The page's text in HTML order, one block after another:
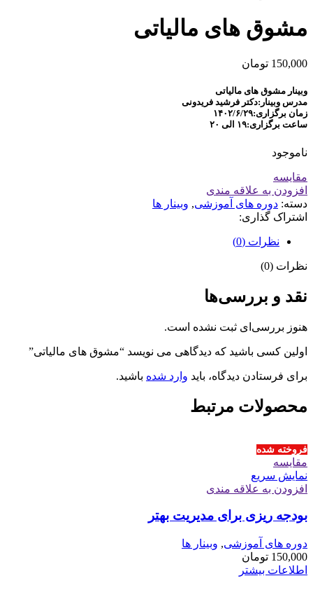
مشوق های مالیاتی
150,000 تومان
وبینار مشوق های مالیاتی
مدرس وبینار:دکتر فرشید فریدونی
زمان برگزاری:۱۴۰۲/۶/۲۹
ساعت برگزاری:۱۹ الی ۲۰
ناموجود
مقايسه
افزودن به علاقه مندی
دسته: دوره های آموزشی, وبینار ها
اشتراک گذاری:
نظرات (0)
نظرات (0)
نقد و بررسی‌ها
هنوز بررسی‌ای ثبت نشده است.
اولین کسی باشید که دیدگاهی می نویسد “مشوق های مالیاتی”
برای فرستادن دیدگاه، باید وارد شده باشید.
محصولات مرتبط
فروخته شده
مقايسه
نمایش سریع
افزودن به علاقه مندی
بودجه ریزی برای مدیریت بهتر
دوره های آموزشی, وبینار ها
150,000 تومان
اطلاعات بیشتر